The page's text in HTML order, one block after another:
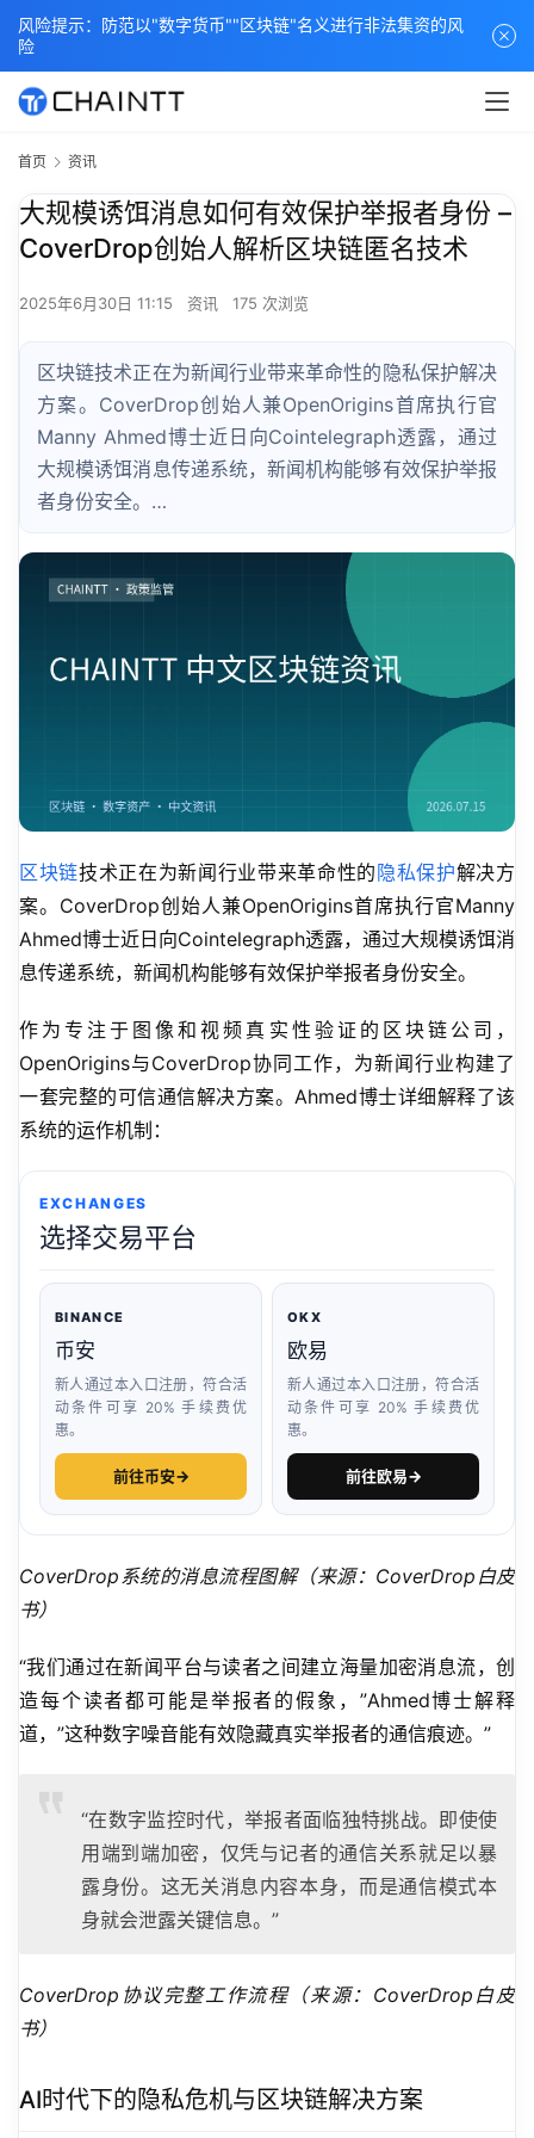
首页 资讯
大规模诱饵消息如何有效保护举报者身份 –
CoverDrop创始人解析区块链匿名技术
2025年6月30日 11:15 资讯 175 次浏览
区块链技术正在为新闻行业带来革命性的隐私保护解决
方案。CoverDrop创始人兼OpenOrigins首席执行官
Manny Ahmed博士近日向Cointelegraph透露，通过
大规模诱饵消息传递系统，新闻机构能够有效保护举报
者身份安全。…
区块链技术正在为新闻行业带来革命性的 隐私保护解决方
案。CoverDrop创始人兼OpenOrigins首席执行官Manny
Ahmed博士近日向Cointelegraph透露，通过大规模诱饵消
息传递系统，新闻机构能够有效保护举报者身份安全。
作为专注于图像和视频真实性验证的区块链公司，
OpenOrigins与CoverDrop协同工作，为新闻行业构建了
一套完整的可信通信解决方案。Ahmed博士详细解释了该
系统的运作机制：
EXCHANGES
选择交易平台
BINANCE
币安
新人通过本入口注册，符合活
动条件可享 20% 手续费优
惠。
前往币安→
OKX
欧易
新人通过本入口注册，符合活
动条件可享 20% 手续费优
惠。
前往欧易→
CoverDrop系统的消息流程图解（来源：CoverDrop白皮
书）
“我们通过在新闻平台与读者之间建立海量加密消息流，创
造每个读者都可能是举报者的假象，”Ahmed博士解释
道，”这种数字噪音能有效隐藏真实举报者的通信痕迹。”
“在数字监控时代，举报者面临独特挑战。即使使
用端到端加密，仅凭与记者的通信关系就足以暴
露身份。这无关消息内容本身，而是通信模式本
身就会泄露关键信息。”
CoverDrop协议完整工作流程（来源：CoverDrop白皮
书）
AI时代下的隐私危机与区块链解决方案
风险提示：防范以"数字货币""区块链"名义进行非法集资的风
险